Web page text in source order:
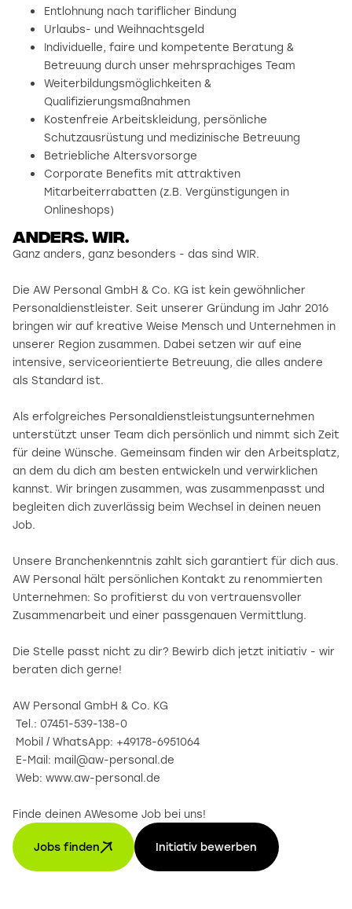
Entlohnung nach tariflicher Bindung
Urlaubs- und Weihnachtsgeld
Individuelle, faire und kompetente Beratung &
Betreuung durch unser mehrsprachiges Team
Weiterbildungsmöglichkeiten &
Qualifizierungsmaßnahmen
Kostenfreie Arbeitskleidung, persönliche
Schutzausrüstung und medizinische Betreuung
Betriebliche Altersvorsorge
Corporate Benefits mit attraktiven
Mitarbeiterrabatten (z.B. Vergünstigungen in
Onlineshops)
Anders. wir.
Ganz anders, ganz besonders - das sind WIR.
Die AW Personal GmbH & Co. KG ist kein gewöhnlicher
Personaldienstleister. Seit unserer Gründung im Jahr 2016
bringen wir auf kreative Weise Mensch und Unternehmen in
unserer Region zusammen. Dabei setzen wir auf eine
intensive, serviceorientierte Betreuung, die alles andere
als Standard ist.
Als erfolgreiches Personaldienstleistungsunternehmen
unterstützt unser Team dich persönlich und nimmt sich Zeit
für deine Wünsche. Gemeinsam finden wir den Arbeitsplatz,
an dem du dich am besten entwickeln und verwirklichen
kannst. Wir bringen zusammen, was zusammenpasst und
begleiten dich zuverlässig beim Wechsel in deinen neuen
Job.
Unsere Branchenkenntnis zahlt sich garantiert für dich aus.
AW Personal hält persönlichen Kontakt zu renommierten
Unternehmen: So profitierst du von vertrauensvoller
Zusammenarbeit und einer passgenauen Vermittlung.
Die Stelle passt nicht zu dir? Bewirb dich jetzt initiativ - wir
beraten dich gerne!
AW Personal GmbH & Co. KG
Tel.: 07451-539-138-0
Mobil / WhatsApp: +49178-6951064
E-Mail: mail@aw-personal.de
Web: www.aw-personal.de
Finde deinen AWesome Job bei uns!
Jobs finden Initiativ bewerben